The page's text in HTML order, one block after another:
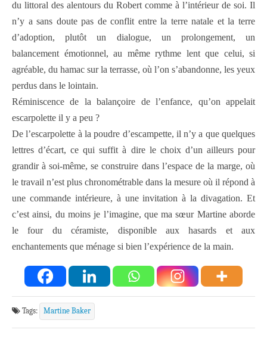
du littoral des alentours du Robert comme à l’intérieur de soi. Il
n’y a sans doute pas de conflit entre la terre natale et la terre
d’adoption, plutôt un dialogue, un prolongement, un
balancement émotionnel, au même rythme lent que celui, si
agréable, du hamac sur la terrasse, où l’on s’abandonne, les yeux
perdus dans le lointain.
Réminiscence de la balançoire de l’enfance, qu’on appelait
escarpolette il y a peu ?
De l’escarpolette à la poudre d’escampette, il n’y a que quelques
lettres d’écart, ce qui suffit à dire le choix d’un ailleurs pour
grandir à soi-même, se construire dans l’espace de la marge, où
le travail n’est plus chronométrable dans la mesure où il répond à
une commande intérieure, à une invitation à la divagation. Et
c’est ainsi, du moins je l’imagine, que ma sœur Martine aborde
le four du céramiste, disponible aux hasards et aux
enchantements que ménage si bien l’expérience de la main.
Tags: Martine Baker